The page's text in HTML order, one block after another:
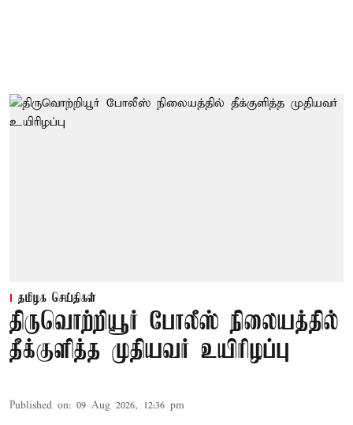
தமிழக செய்திகள்
திருவொற்றியூர் போலீஸ் நிலையத்தில்
தீக்குளித்த முதியவர் உயிரிழப்பு
Published on: 09 Aug 2026, 12:36 pm